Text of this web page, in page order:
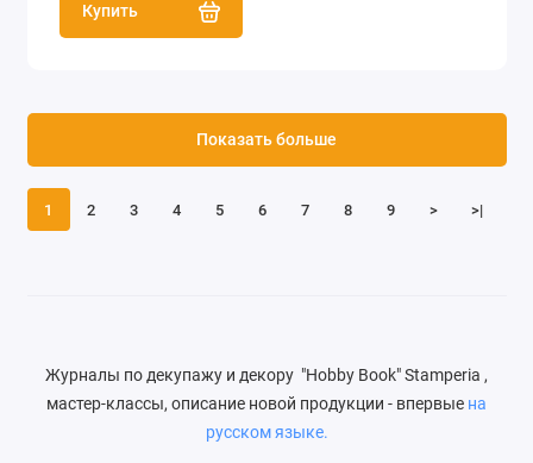
Купить
1 2 3 4 5 6 7 8 9 > >|
Показать больше
Журналы по декупажу и декору "Hobby Book" Stamperia ,
мастер-классы, описание новой продукции - впервые на
русском языке.